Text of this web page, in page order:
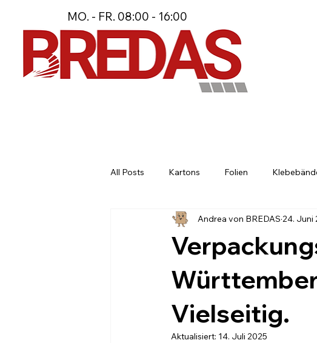
MO. - FR. 08:00 - 16:00
All Posts Kartons Folien
Stanzteile und Spezialmaterial
Maßgeschneiderte Verpackungslösunge
Vielseitig.
Andrea von BREDAS 24. Juni
Aktualisiert: 14. Juli 2025